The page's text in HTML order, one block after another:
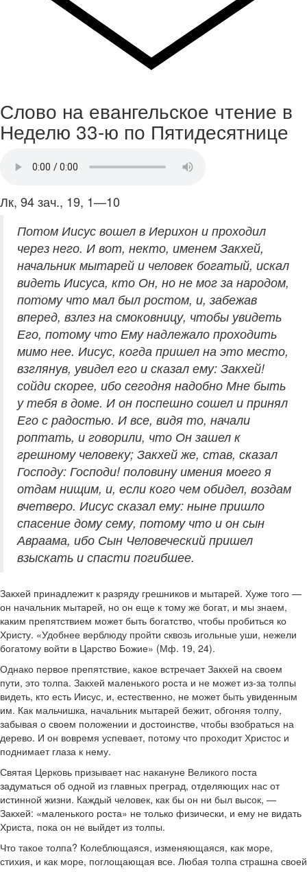
Слово на евангельское чтение в
Неделю 33-ю по Пятидесятнице
Лк, 94 зач., 19, 1—10
Потом Иисус вошел в Иерихон и проходил
через него. И вот, некто, именем Закхей,
начальник мытарей и человек богатый, искал
видеть Иисуса, кто Он, но не мог за народом,
потому что мал был ростом, и, забежав
вперед, взлез на смоковницу, чтобы увидеть
Его, потому что Ему надлежало проходить
мимо нее. Иисус, когда пришел на это место,
взглянув, увидел его и сказал ему: Закхей!
сойди скорее, ибо сегодня надобно Мне быть
у тебя в доме. И он поспешно сошел и принял
Его с радостью. И все, видя то, начали
роптать, и говорили, что Он зашел к
грешному человеку; Закхей же, став, сказал
Господу: Господи! половину имения моего я
отдам нищим, и, если кого чем обидел, воздам
вчетверо. Иисус сказал ему: ныне пришло
спасение дому сему, потому что и он сын
Авраама, ибо Сын Человеческий пришел
взыскать и спасти погибшее.
Закхей принадлежит к разряду грешников и мытарей. Хуже того —
он начальник мытарей, но он еще к тому же богат, и мы знаем,
каким препятствием может быть богатство, чтобы пробиться ко
Христу. «Удобнее верблюду пройти сквозь игольные уши, нежели
богатому войти в Царство Божие» (Мф. 19, 24).
Однако первое препятствие, какое встречает Закхей на своем
пути, это толпа. Закхей маленького роста и не может из-за толпы
видеть, кто есть Иисус, и, естественно, не может быть увиденным
им. Как мальчишка, начальник мытарей бежит, обгоняя толпу,
забывая о своем положении и достоинстве, чтобы взобраться на
дерево. И он вовремя успевает, потому что проходит Христос и
поднимает глаза к нему.
Святая Церковь призывает нас накануне Великого поста
задуматься об одной из главных преград, отделяющих нас от
истинной жизни. Каждый человек, как бы он ни был высок, —
Закхей: «маленького роста» не только физически, и ему не видать
Христа, пока он не выйдет из толпы.
Что такое толпа? Колеблющаяся, изменяющаяся, как море,
стихия, и как море, поглощающая все. Любая толпа страшна своей